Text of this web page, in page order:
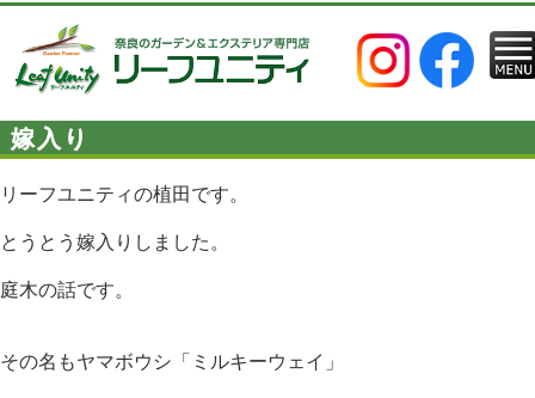
嫁入り
リーフユニティの植田です。
とうとう嫁入りしました。
庭木の話です。
その名もヤマボウシ「ミルキーウェイ」